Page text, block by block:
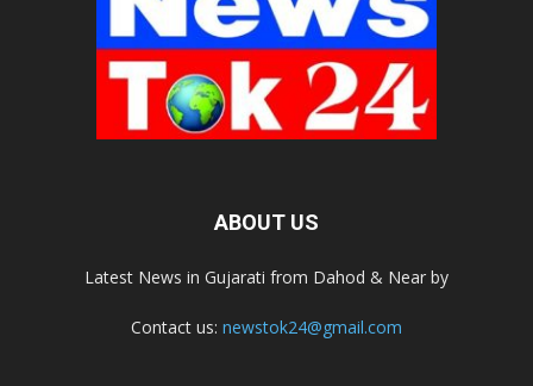
ABOUT US
Latest News in Gujarati from Dahod & Near by
Contact us: newstok24@gmail.com